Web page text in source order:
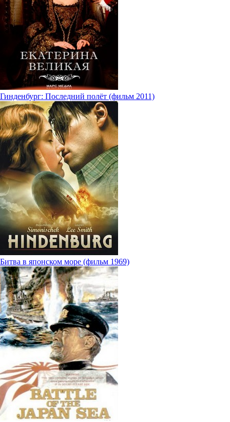
Гинденбург: Последний полёт (фильм 2011)
Битва в японском море (фильм 1969)